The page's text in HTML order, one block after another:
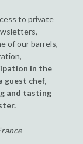
to private
of our barrels,
in the
guest chef,
and tasting